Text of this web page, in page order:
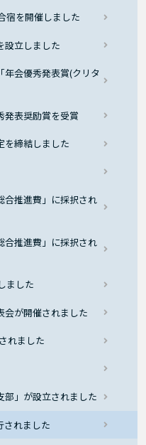
宿を開催しました
設立しました
年会優秀発表賞(クリタ
発表奨励賞を受賞
を締結しました
合推進費」に採択され
合推進費」に採択され
ました
会が開催されました
れました
部」が設立されました
されました